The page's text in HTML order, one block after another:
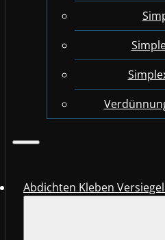
Abdichten Kleben